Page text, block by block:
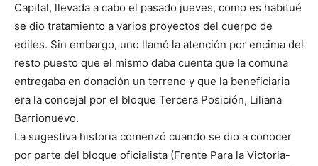
Capital, llevada a cabo el pasado jueves, como es habitué
se dio tratamiento a varios proyectos del cuerpo de
ediles. Sin embargo, uno llamó la atención por encima del
resto puesto que el mismo daba cuenta que la comuna
entregaba en donación un terreno y que la beneficiaria
era la concejal por el bloque Tercera Posición, Liliana
Barrionuevo.
La sugestiva historia comenzó cuando se dio a conocer
por parte del bloque oficialista (Frente Para la Victoria-